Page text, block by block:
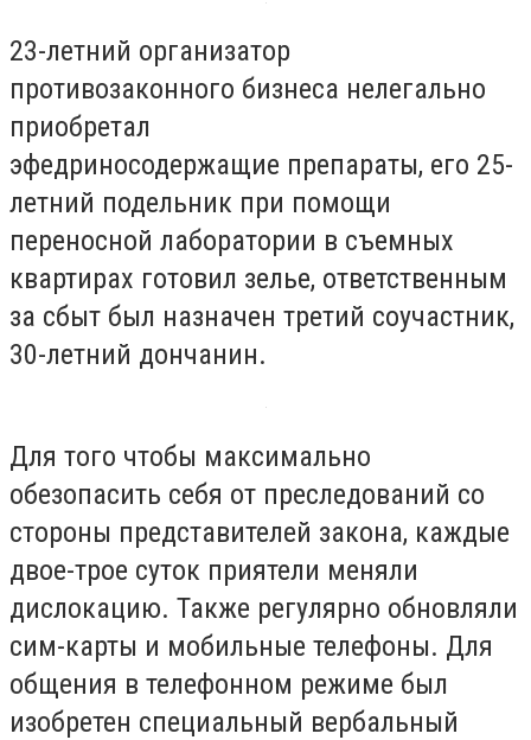
23-летний организатор
противозаконного бизнеса нелегально
приобретал
эфедриносодержащие препараты, его 25-
летний подельник при помощи
переносной лаборатории в съемных
квартирах готовил зелье, ответственным
за сбыт был назначен третий соучастник,
30-летний дончанин.
Для того чтобы максимально
обезопасить себя от преследований со
стороны представителей закона, каждые
двое-трое суток приятели меняли
дислокацию. Также регулярно обновляли
сим-карты и мобильные телефоны. Для
общения в телефонном режиме был
изобретен специальный вербальный